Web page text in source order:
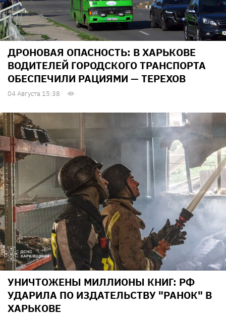
ДРОНОВАЯ ОПАСНОСТЬ: В ХАРЬКОВЕ
ВОДИТЕЛЕЙ ГОРОДСКОГО ТРАНСПОРТА
ОБЕСПЕЧИЛИ РАЦИЯМИ — ТЕРЕХОВ
04 Августа 15:38
УНИЧТОЖЕНЫ МИЛЛИОНЫ КНИГ: РФ
УДАРИЛА ПО ИЗДАТЕЛЬСТВУ "РАНОК" В
ХАРЬКОВЕ